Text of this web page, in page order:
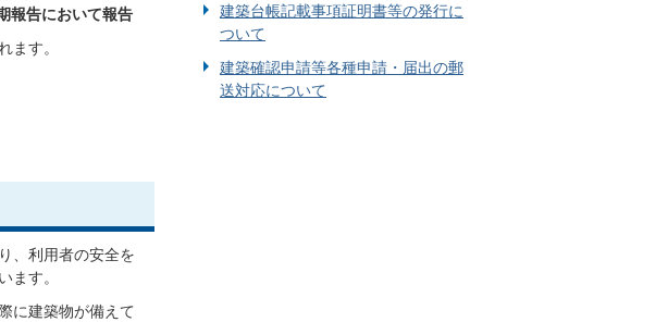
報告において報告
ます。
、利用者の安全を
ます。
に建築物が備えて
建築台帳記載事項証明書等の発行に
ついて
建築確認申請等各種申請・届出の郵
送対応について